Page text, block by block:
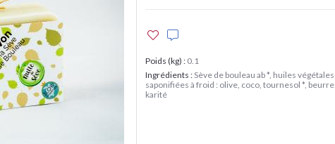
Poids (kg) : 0.1
Ingrédients : Sève de bouleau ab *, huiles végétales
saponifiées à froid : olive, coco, tournesol *,
karité